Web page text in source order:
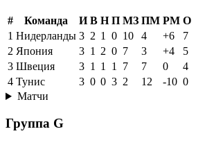
# Команда И В Н П МЗ ПМ РМ О
1 Нидерланды 3 2 1 0 10 4 +6
7
2 Япония 3 1 2 0 7 3 +4
5
3 Швеция 3 1 1 1 7 7 0
4
4 Тунис 3 0 0 3 2 12 -10 0
Матчи
Группа G